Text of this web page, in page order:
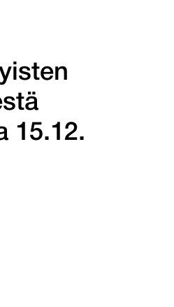
15.12.